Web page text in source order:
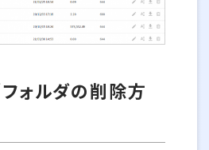
ォルダの削除方